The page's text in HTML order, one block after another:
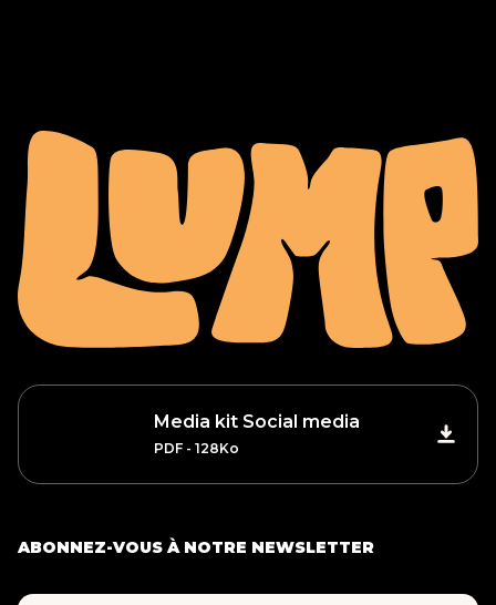
Media kit Social media
PDF - 128Ko
ABONNEZ-VOUS À NOTRE NEWSLETTER